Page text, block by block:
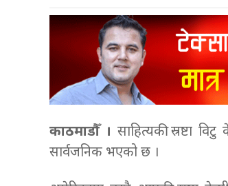
काठमाडौँ । साहित्यकी स्रष्टा
सार्वजनिक भएको छ ।